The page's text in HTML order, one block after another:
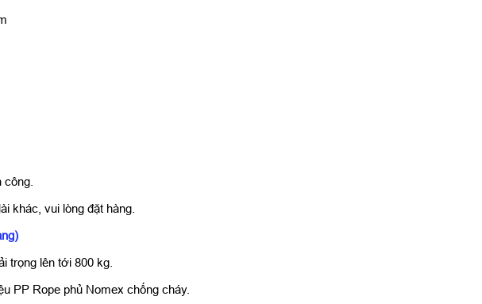
khác, vui lòng đặt hàng.
trọng lên tới 800 kg.
PP Rope phủ Nomex chống cháy.